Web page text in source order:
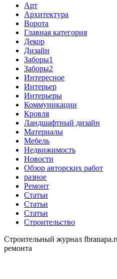
Арт
Архитектура
Ворота
Главная категория
Декор
Дизайн
Заборы1
Заборы2
Интересное
Интерьер
Интерьеры
Коммуникации
Кровля
Ландшафтный дизайн
Материалы
Мебель
Недвижимость
Новости
Обзор авторских работ
разное
Ремонт
Статьи
Статьи
Статьи
Строительство
Строительный журнал
ремонта